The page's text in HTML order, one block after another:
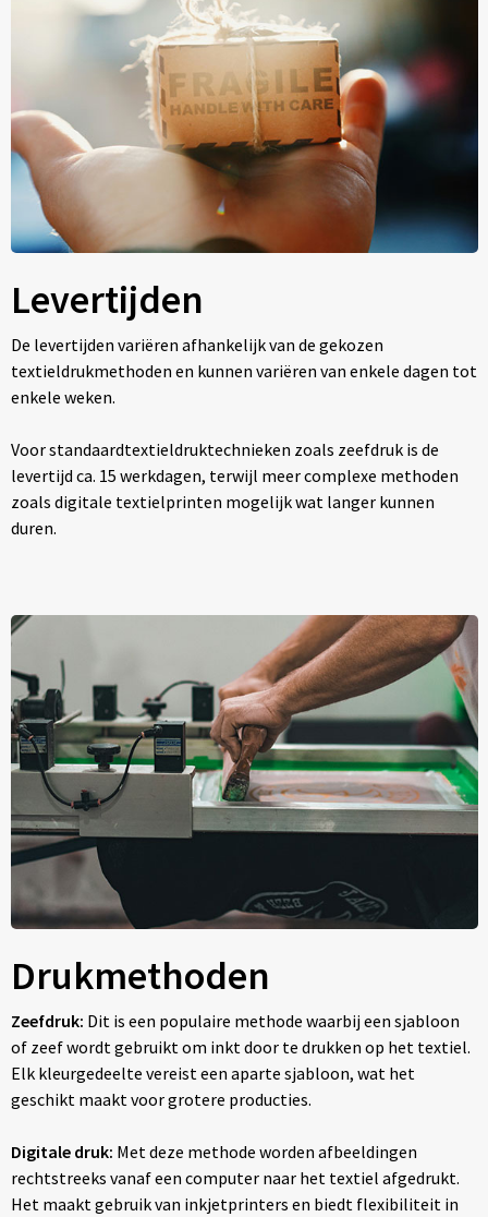
Levertijden
De levertijden variëren afhankelijk van de gekozen
textieldrukmethoden en kunnen variëren van enkele dagen tot
enkele weken.
Voor standaardtextieldruktechnieken zoals zeefdruk is de
levertijd ca. 15 werkdagen, terwijl meer complexe methoden
zoals digitale textielprinten mogelijk wat langer kunnen
duren.
Drukmethoden
Zeefdruk: Dit is een populaire methode waarbij een sjabloon
of zeef wordt gebruikt om inkt door te drukken op het textiel.
Elk kleurgedeelte vereist een aparte sjabloon, wat het
geschikt maakt voor grotere producties.
Digitale druk: Met deze methode worden afbeeldingen
rechtstreeks vanaf een computer naar het textiel afgedrukt.
Het maakt gebruik van inkjetprinters en biedt flexibiliteit in